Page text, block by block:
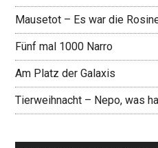
Mausetot – Es war die
Fünf mal 1000 Narro
Am Platz der Galaxis
Tierweihnacht – Nepo, was